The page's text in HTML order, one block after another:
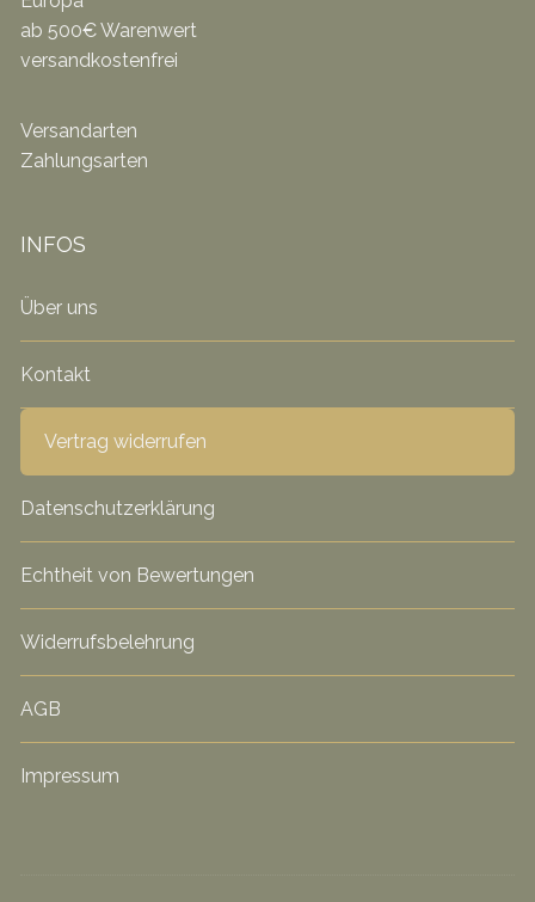
ab 500€ Warenwert
versandkostenfrei
Versandarten
Zahlungsarten
INFOS
Über uns
Kontakt
Vertrag widerrufen
Datenschutzerklärung
Echtheit von Bewertungen
Widerrufsbelehrung
AGB
Impressum